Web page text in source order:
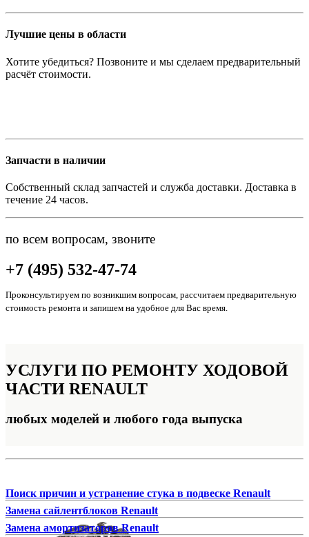
Лучшие цены в области
Хотите убедиться? Позвоните и мы сделаем предварительный
расчёт стоимости.
Запчасти в наличии
Собственный склад запчастей и служба доставки. Доставка в
течение 24 часов.
по всем вопросам, звоните
+7 (495) 532-47-74
Проконсультируем по возникшим вопросам, рассчитаем предварительную
стоимость ремонта и запишем на удобное для Вас время.
УСЛУГИ ПО РЕМОНТУ ХОДОВОЙ
ЧАСТИ RENAULT
любых моделей и любого года выпуска
Поиск причин и устранение стука в подвеске Renault
Замена сайлентблоков Renault
Замена амортизаторов Renault